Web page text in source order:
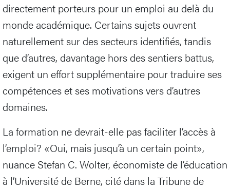
directement porteurs pour un emploi au delà du
monde académique. Certains sujets ouvrent
naturellement sur des secteurs identifiés, tandis
que d’autres, davantage hors des sentiers battus,
exigent un effort supplémentaire pour traduire ses
compétences et ses motivations vers d’autres
domaines.
La formation ne devrait-elle pas faciliter l’accès à
l’emploi? «Oui, mais jusqu’à un certain point»,
nuance Stefan C. Wolter, économiste de l’éducation
à l’Université de Berne, cité dans la Tribune de